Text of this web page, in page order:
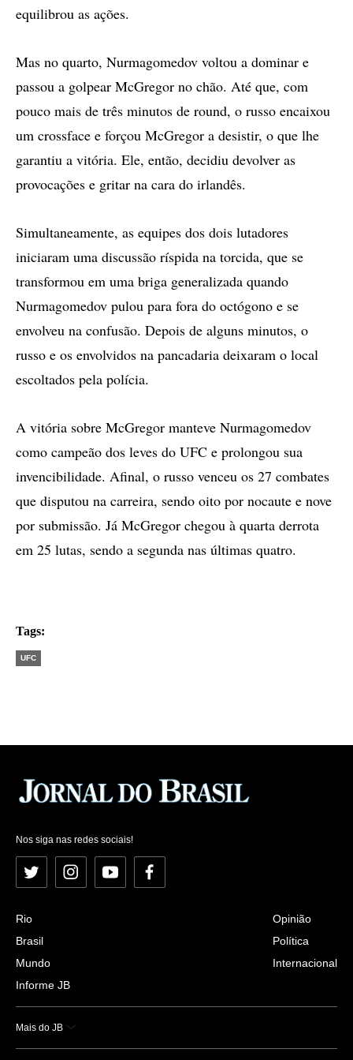
equilibrou as ações.
Mas no quarto, Nurmagomedov voltou a dominar e
passou a golpear McGregor no chão. Até que, com
pouco mais de três minutos de round, o russo encaixou
um crossface e forçou McGregor a desistir, o que lhe
garantiu a vitória. Ele, então, decidiu devolver as
provocações e gritar na cara do irlandês.
Simultaneamente, as equipes dos dois lutadores
iniciaram uma discussão ríspida na torcida, que se
transformou em uma briga generalizada quando
Nurmagomedov pulou para fora do octógono e se
envolveu na confusão. Depois de alguns minutos, o
russo e os envolvidos na pancadaria deixaram o local
escoltados pela polícia.
A vitória sobre McGregor manteve Nurmagomedov
como campeão dos leves do UFC e prolongou sua
invencibilidade. Afinal, o russo venceu os 27 combates
que disputou na carreira, sendo oito por nocaute e nove
por submissão. Já McGregor chegou à quarta derrota
em 25 lutas, sendo a segunda nas últimas quatro.
Tags:
UFC
Nos siga nas redes sociais!
Twitter InstagramYouTubeFacebook
Rio
Brasil
Mundo
Informe JB
Opinião
Política
Internacional
Mais do JB
Esportes